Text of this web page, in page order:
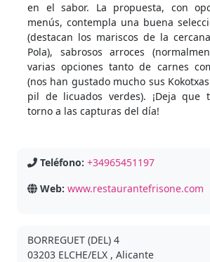
en el sabor. La propuesta, con
menús, contempla una buena
(destacan los mariscos de la
Pola), sabrosos arroces
varias opciones tanto de carnes
(nos han gustado mucho sus
pil de licuados verdes). ¡Deja que
torno a las capturas del día!
Teléfono: +34965451197
Web: www.restaurantefrisone.com
BORREGUET (DEL) 4
03203 ELCHE/ELX , Alicante